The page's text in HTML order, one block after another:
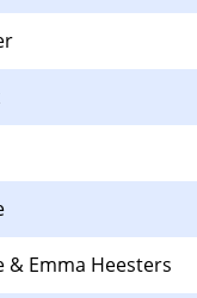
& Emma Heesters